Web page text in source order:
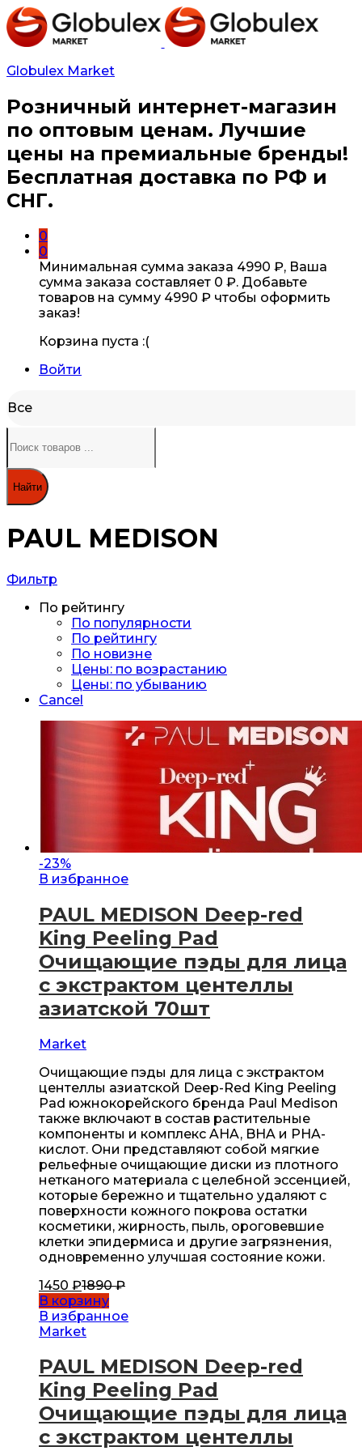
Globulex Market
Розничный интернет-магазин
по оптовым ценам. Лучшие
цены на премиальные бренды!
Бесплатная доставка по РФ и
СНГ.
0
0
Минимальная сумма заказа 4990 ₽, Ваша
сумма заказа составляет 0 ₽. Добавьте
товаров на сумму 4990 ₽ чтобы оформить
заказ!
Корзина пуста :(
Войти
Все
Найти
PAUL MEDISON
Фильтр
По рейтингу
По популярности
По рейтингу
По новизне
Цены: по возрастанию
Цены: по убыванию
Cancel
-23%
В избранное
PAUL MEDISON Deep-red
King Peeling Pad
Очищающие пэды для лица
с экстрактом центеллы
азиатской 70шт
Market
Очищающие пэды для лица с экстрактом
центеллы азиатской Deep-Red King Peeling
Pad южнокорейского бренда Paul Medison
также включают в состав растительные
компоненты и комплекс AHA, BHA и PHA-
кислот. Они представляют собой мягкие
рельефные очищающие диски из плотного
нетканого материала с целебной эссенцией,
которые бережно и тщательно удаляют с
поверхности кожного покрова остатки
косметики, жирность, пыль, ороговевшие
клетки эпидермиса и другие загрязнения,
одновременно улучшая состояние кожи.
1450 ₽1890₽
В корзину
В избранное
Market
PAUL MEDISON Deep-red
King Peeling Pad
Очищающие пэды для лица
с экстрактом центеллы